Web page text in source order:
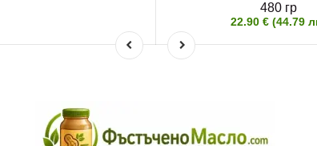
480 гр
22.90 € (44.79